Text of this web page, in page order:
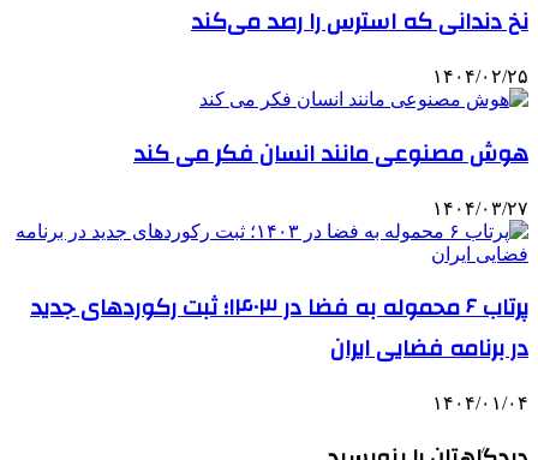
نخ دندانی که استرس را رصد می‌کند
۱۴۰۴/۰۲/۲۵
هوش مصنوعی مانند انسان فکر می کند
۱۴۰۴/۰۳/۲۷
پرتاب ۶ محموله به فضا در ۱۴۰۳؛ ثبت رکوردهای جدید
در برنامه فضایی ایران
۱۴۰۴/۰۱/۰۴